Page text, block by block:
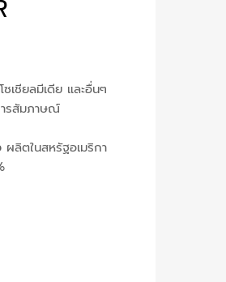
เชียลมีเดีย และอื่นๆ
รสัมภาษณ์
ลิตในสหรัฐอเมริกา